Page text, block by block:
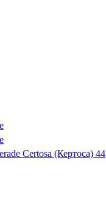
Certosa (Кертоса) 44